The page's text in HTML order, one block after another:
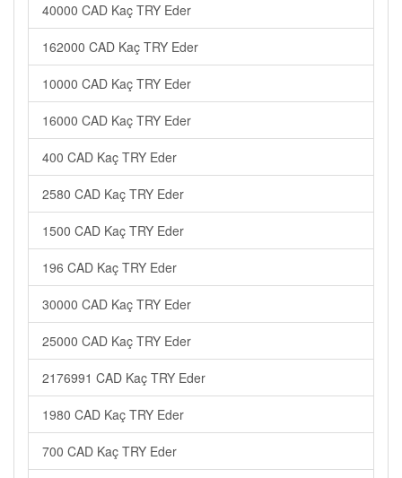
40000 CAD Kaç TRY Eder
162000 CAD Kaç TRY Eder
10000 CAD Kaç TRY Eder
16000 CAD Kaç TRY Eder
400 CAD Kaç TRY Eder
2580 CAD Kaç TRY Eder
1500 CAD Kaç TRY Eder
196 CAD Kaç TRY Eder
30000 CAD Kaç TRY Eder
25000 CAD Kaç TRY Eder
2176991 CAD Kaç TRY Eder
1980 CAD Kaç TRY Eder
700 CAD Kaç TRY Eder